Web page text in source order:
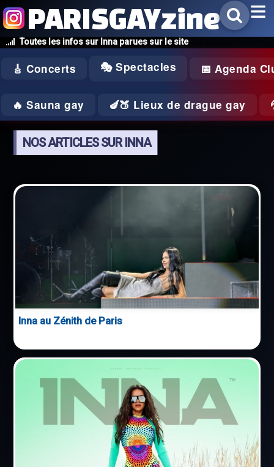
Toutes les infos sur Inna parues sur le site
PARISGAYzine
🎸 Concerts 🎭 Spectacles 📅 Agenda
🔥 Sauna gay 🍆🍑 Lieux de drague gay
NOS ARTICLES SUR INNA
Inna au Zénith de Paris